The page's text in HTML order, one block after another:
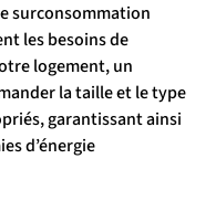
surconsommation
les besoins de
logement, un
la taille et le type
garantissant ainsi
d’énergie